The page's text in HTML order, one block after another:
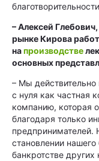
– Алексей
рынке Кирова
напроизводстве
основных
– Мы действительно
с нуля как частная
компанию, которая
благодаря только
предпринимателей.
становлении нашего
банкротстве